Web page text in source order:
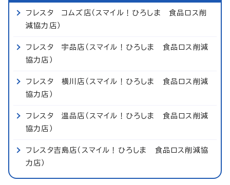
フレスタ コムズ店（スマイル！ひろしま 食品ロス削
減協力店）
フレスタ 宇品店（スマイル！ひろしま 食品ロス削減
協力店）
フレスタ 横川店（スマイル！ひろしま 食品ロス削減
協力店）
フレスタ 温品店（スマイル！ひろしま 食品ロス削減
協力店）
フレスタ吉島店（スマイル！ひろしま 食品ロス削減協
力店）